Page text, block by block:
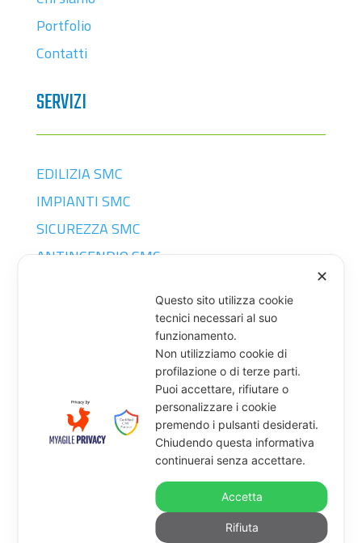
Portfolio
Contatti
SERVIZI
EDILIZIA SMC
IMPIANTI SMC
SICUREZZA SMC
ANTINCENDIO SMC
SMC SRL
Strada Torino 49 – ORBASSANO
P. IVA 09122620017
Tel. +39 011 903 5213
✕
Questo sito utilizza cookie
tecnici necessari al suo
funzionamento.
Non utilizziamo cookie di
profilazione o di terze parti.
Puoi accettare, rifiutare o
personalizzare i cookie
premendo i pulsanti desiderati.
Chiudendo questa informativa
continuerai senza accettare.
Accetta
Rifiuta